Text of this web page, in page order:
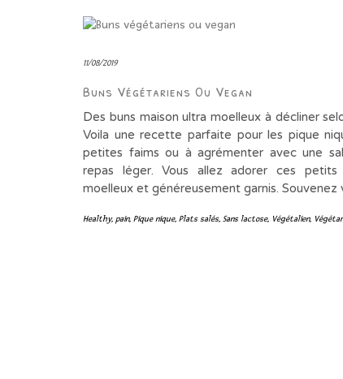
11/08/2019
Buns Végétariens Ou Vegan
Des buns maison ultra moelleux à décliner
Voila une recette parfaite pour les pique
petites faims ou à agrémenter avec une
repas léger. Vous allez adorer ces petits
moelleux et généreusement garnis.
Healthy, pain, Pique nique, Plats salés, Sans lactose, Végétalien,